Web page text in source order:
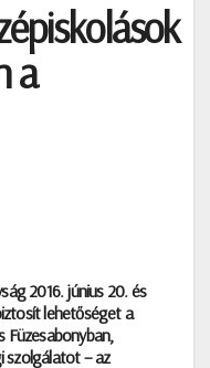
a
2016. június 20. és
lehetőséget a
Füzesabonyban,
szolgálatot – az